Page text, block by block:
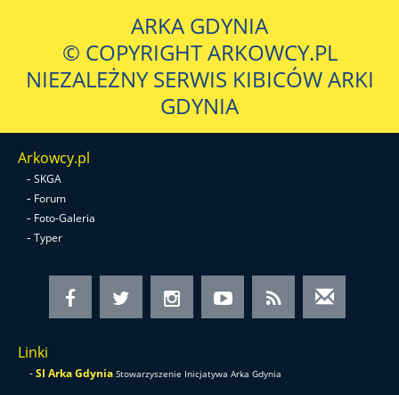
ARKA GDYNIA
© COPYRIGHT ARKOWCY.PL
NIEZALEŻNY SERWIS KIBICÓW ARKI
GDYNIA
Arkowcy.pl
- SKGA
- Forum
- Foto-Galeria
- Typer
Linki
-SI Arka Gdynia Stowarzyszenie Inicjatywa Arka Gdynia